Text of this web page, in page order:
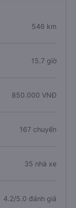
546 km
15.7 giờ
850.000 VNĐ
167 chuyến
35 nhà xe
4.2/5.0 đánh giá